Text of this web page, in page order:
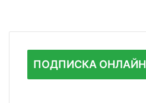
ПОДПИСКА ОНЛАЙН